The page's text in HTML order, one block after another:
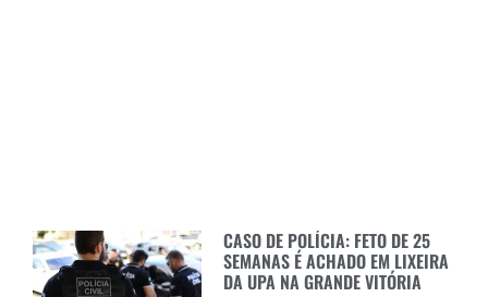
CASO DE POLÍCIA: FETO DE 25
SEMANAS É ACHADO EM LIXEIRA
DA UPA NA GRANDE VITÓRIA